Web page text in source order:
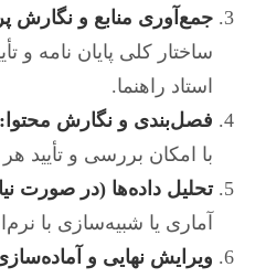
جمع‌آوری منابع و نگارش
ساختار کلی پایان نامه و
استاد راهنما.
فصل‌بندی و نگارش محتوا:
با امکان بررسی و
تحلیل داده‌ها (در صورت
آماری یا شبیه‌سازی با
ویرایش نهایی و